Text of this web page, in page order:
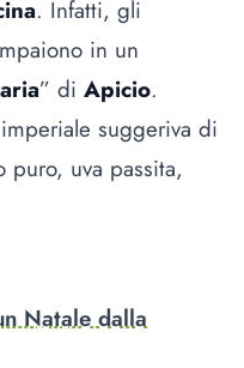
. Infatti, gli
in un
” di Apicio.
suggeriva di
uva passita,
Natale dalla